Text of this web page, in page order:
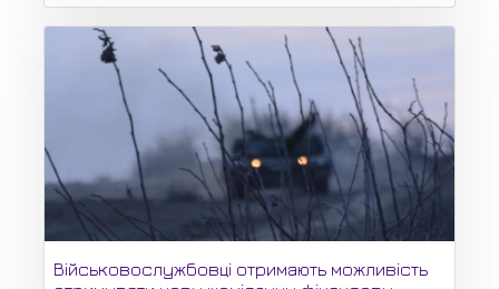
Військовослужбовці отримають можливість